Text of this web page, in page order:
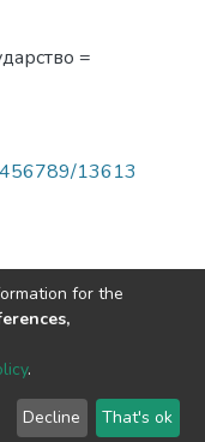
=
13613
2026
Send
Feedback
for the
.
Decline That's ok